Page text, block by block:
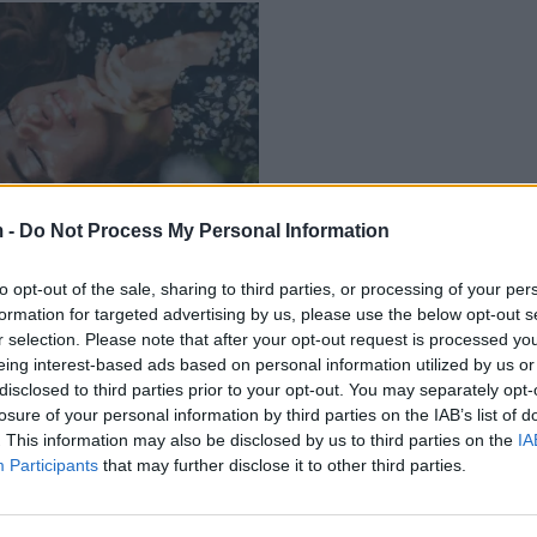
- Do Not Process My Personal Information
opt-out of the sale, sharing to third parties, or processing of your
for targeted advertising by us, please use the below opt-out
selection. Please note that after your opt-out request is processed
interest-based ads based on personal information utilized by us
to third parties prior to your opt-out. You may separately
of your personal information by third parties on the IAB’s list of
This information may also be disclosed by us to third parties on the
Participants that may further disclose it to other third parties.
e Horoskopit më me
2023